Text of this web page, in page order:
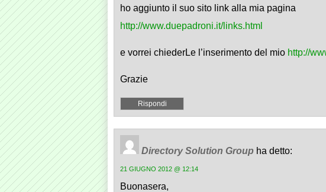
ho aggiunto il suo sito link alla mia pagina
http://www.duepadroni.it/links.html
e vorrei chiederLe l’inserimento del mio http://
Grazie
Rispondi
Directory Solution Group ha detto:
21 GIUGNO 2012 @ 12:14
Buonasera,